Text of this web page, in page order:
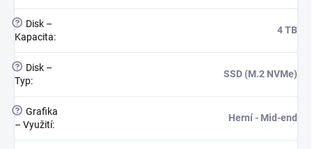
?
Disk –
Kapacita:
4 TB
?
Disk –
Typ:
SSD (M.2 NVMe)
? Grafika
– Využití:
Herní - Mid-end